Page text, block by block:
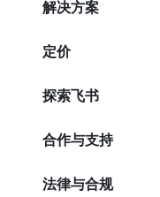
解决方案
定价
探索飞书
合作与支持
法律与合规